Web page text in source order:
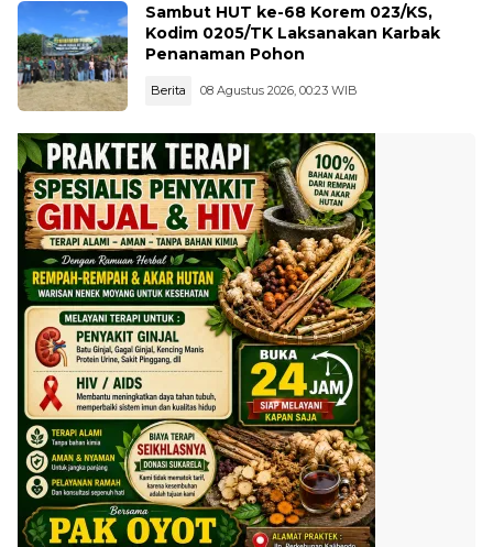
Sambut HUT ke-68 Korem 023/KS,
Kodim 0205/TK Laksanakan Karbak
Penanaman Pohon
Berita 08 Agustus 2026, 00:23 WIB